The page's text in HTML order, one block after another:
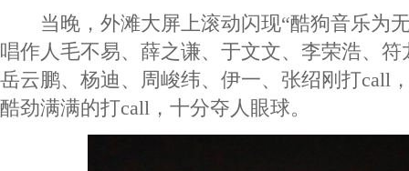
当晚，外滩大屏上滚动闪现“酷狗音乐为
唱作人毛不易、薛之谦、于文文、李荣浩、
岳云鹏、杨迪、周峻纬、伊一、张绍刚打call
酷劲满满的打call，十分夺人眼球。